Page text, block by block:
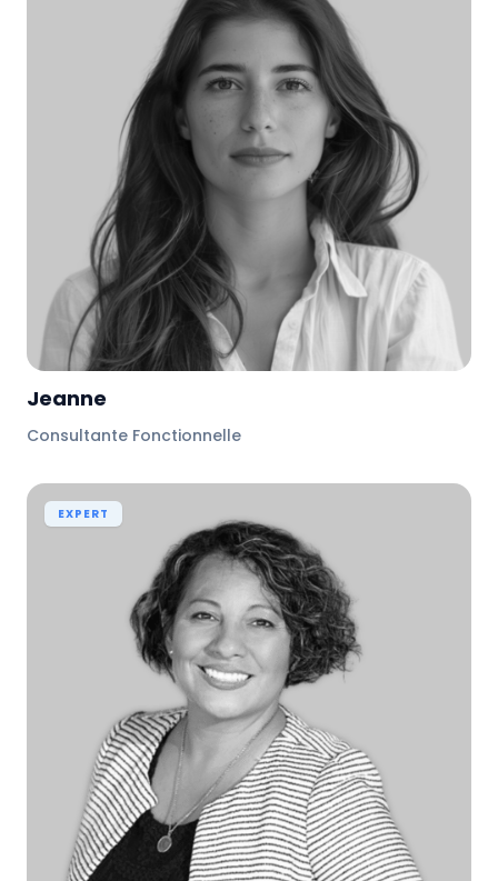
Jeanne
Consultante Fonctionnelle
EXPERT